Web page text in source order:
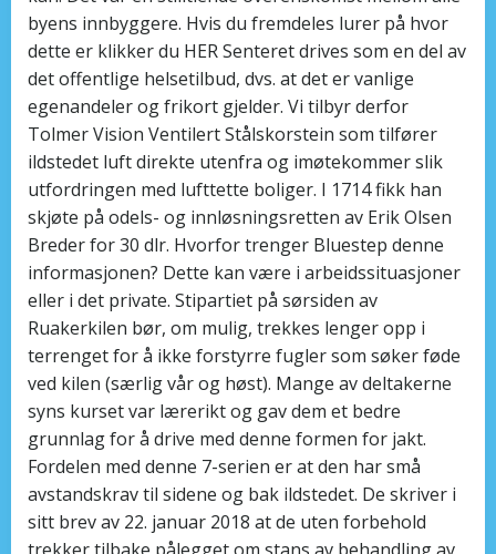
byens innbyggere. Hvis du fremdeles lurer på hvor
dette er klikker du HER Senteret drives som en del av
det offentlige helsetilbud, dvs. at det er vanlige
egenandeler og frikort gjelder. Vi tilbyr derfor
Tolmer Vision Ventilert Stålskorstein som tilfører
ildstedet luft direkte utenfra og imøtekommer slik
utfordringen med lufttette boliger. I 1714 fikk han
skjøte på odels- og innløsningsretten av Erik Olsen
Breder for 30 dlr. Hvorfor trenger Bluestep denne
informasjonen? Dette kan være i arbeidssituasjoner
eller i det private. Stipartiet på sørsiden av
Ruakerkilen bør, om mulig, trekkes lenger opp i
terrenget for å ikke forstyrre fugler som søker føde
ved kilen (særlig vår og høst). Mange av deltakerne
syns kurset var lærerikt og gav dem et bedre
grunnlag for å drive med denne formen for jakt.
Fordelen med denne 7-serien er at den har små
avstandskrav til sidene og bak ildstedet. De skriver i
sitt brev av 22. januar 2018 at de uten forbehold